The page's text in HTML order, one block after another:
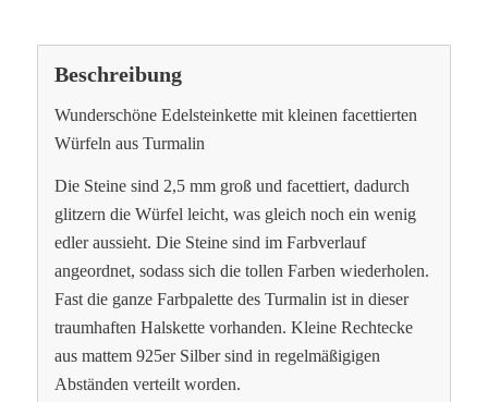
Beschreibung
Wunderschöne Edelsteinkette mit kleinen facettierten
Würfeln aus Turmalin
Die Steine sind 2,5 mm groß und facettiert, dadurch
glitzern die Würfel leicht, was gleich noch ein wenig
edler aussieht. Die Steine sind im Farbverlauf
angeordnet, sodass sich die tollen Farben wiederholen.
Fast die ganze Farbpalette des Turmalin ist in dieser
traumhaften Halskette vorhanden. Kleine Rechtecke
aus mattem 925er Silber sind in regelmäßigigen
Abständen verteilt worden.